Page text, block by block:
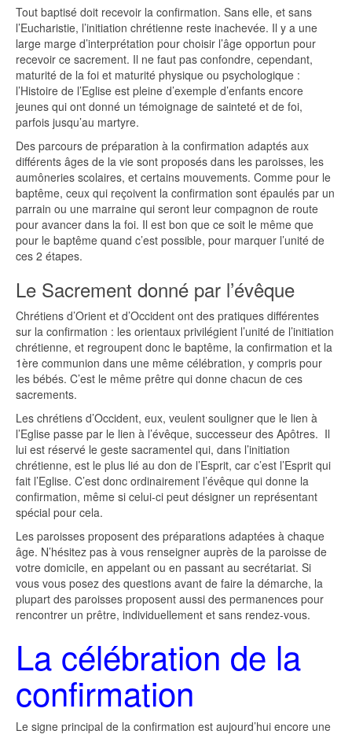
Tout baptisé doit recevoir la confirmation. Sans elle, et sans
l’Eucharistie, l’initiation chrétienne reste inachevée. Il y a une
large marge d’interprétation pour choisir l’âge opportun pour
recevoir ce sacrement. Il ne faut pas confondre, cependant,
maturité de la foi et maturité physique ou psychologique :
l’Histoire de l’Eglise est pleine d’exemple d’enfants encore
jeunes qui ont donné un témoignage de sainteté et de foi,
parfois jusqu’au martyre.
Des parcours de préparation à la confirmation adaptés aux
différents âges de la vie sont proposés dans les paroisses, les
aumôneries scolaires, et certains mouvements. Comme pour le
baptême, ceux qui reçoivent la confirmation sont épaulés par un
parrain ou une marraine qui seront leur compagnon de route
pour avancer dans la foi. Il est bon que ce soit le même que
pour le baptême quand c’est possible, pour marquer l’unité de
ces 2 étapes.
Le Sacrement donné par l’évêque
Chrétiens d’Orient et d’Occident ont des pratiques différentes
sur la confirmation : les orientaux privilégient l’unité de l’initiation
chrétienne, et regroupent donc le baptême, la confirmation et la
1ère communion dans une même célébration, y compris pour
les bébés. C’est le même prêtre qui donne chacun de ces
sacrements.
Les chrétiens d’Occident, eux, veulent souligner que le lien à
l’Eglise passe par le lien à l’évêque, successeur des Apôtres. Il
lui est réservé le geste sacramentel qui, dans l’initiation
chrétienne, est le plus lié au don de l’Esprit, car c’est l’Esprit qui
fait l’Eglise. C’est donc ordinairement l’évêque qui donne la
confirmation, même si celui-ci peut désigner un représentant
spécial pour cela.
Les paroisses proposent des préparations adaptées à chaque
âge. N’hésitez pas à vous renseigner auprès de la paroisse de
votre domicile, en appelant ou en passant au secrétariat. Si
vous vous posez des questions avant de faire la démarche, la
plupart des paroisses proposent aussi des permanences pour
rencontrer un prêtre, individuellement et sans rendez-vous.
La célébration de la
confirmation
Le signe principal de la confirmation est aujourd’hui encore une